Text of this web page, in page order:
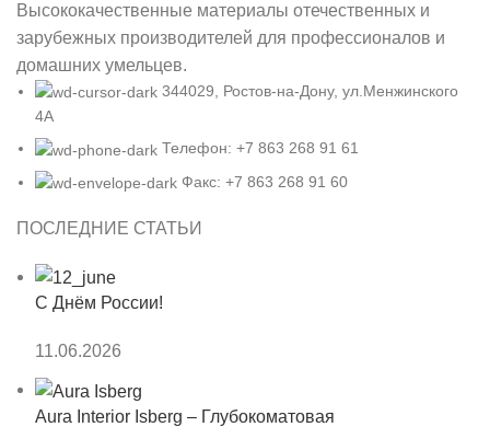
Высококачественные материалы отечественных и
зарубежных производителей для профессионалов и
домашних умельцев.
344029, Ростов-на-Дону, ул.Менжинского
4А
Телефон: +7 863 268 91 61
Факс: +7 863 268 91 60
ПОСЛЕДНИЕ СТАТЬИ
С Днём России!
11.06.2026
Aura Interior Isberg – Глубокоматовая